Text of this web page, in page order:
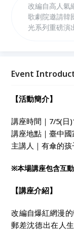
改編自高人氣
歌劇院邀請韓
光系列重磅演
蝶翩翩》的情
Event
【活動簡介】
講座時間｜7/5(日
講座地點｜臺中
主講人｜有傘的
※本場講座包含互
【講座介紹】
改編自爆紅網漫
郵差沈德出在人